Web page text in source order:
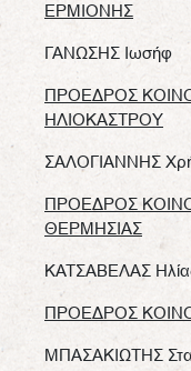
ΕΡΜΙΟΝΗΣ
ΓΑΝΩΣΗΣ Ιωσήφ
ΠΡΟΕΔΡΟΣ
ΗΛΙΟΚΑΣΤΡΟΥ
ΣΑΛΟΓΙΑΝΝΗΣ
ΠΡΟΕΔΡΟΣ
ΘΕΡΜΗΣΙΑΣ
ΚΑΤΣΑΒΕΛΑΣ
ΠΡΟΕΔΡΟΣ
ΜΠΑΣΑΚΙΩΤΗΣ